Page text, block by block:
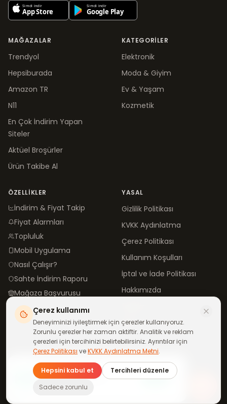
MAĞAZALAR
Trendyol
Hepsiburada
Amazon TR
N11
En Çok İndirim Yapan
Siteler
Aktüel Broşürler
Ürün Takibe Al
KATEGORILER
Elektronik
Moda & Giyim
Ev & Yaşam
Kozmetik
ÖZELLIKLER
İndirim & Fiyat Takip
Fiyat Alarmları
Topluluk
Mobil Uygulama
Nasıl Çalışır?
Sahte İndirim Raporu
Mağaza Başvurusu
YASAL
Gizlilik Politikası
KVKK Aydınlatma
Çerez Politikası
Kullanım Koşulları
İptal ve İade Politikası
Hakkımızda
Blog
©2026neindirimde.com · Türkiye'de ile yapıldı
Tüm mağazalar aktif
Çerez kullanımı
Deneyiminizi iyileştirmek için çerezler kullanıyoruz.
Zorunlu çerezler her zaman aktiftir. Analitik ve reklam
çerezleri için tercihinizi belirtebilirsiniz. Ayrıntılar için
Çerez Politikası veKVKK Aydınlatma Metni.
Hepsini kabul et
Tercihleri düzenle
Sadece zorunlu
Günün fırsatları
telefonuna gelsin
WhatsApp kanalımıza ücretsiz
katıl
Katıl